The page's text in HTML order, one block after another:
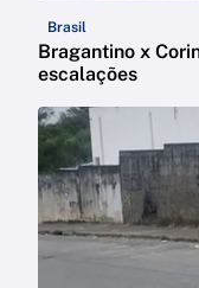
Brasil
Bragantino x
escalações